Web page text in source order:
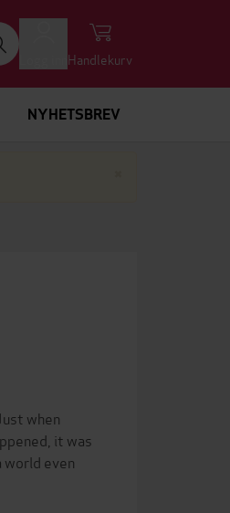
Handlekurv
NYHETSBREV
when
it was
even